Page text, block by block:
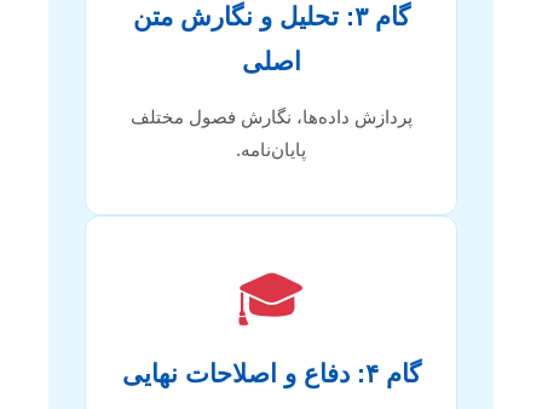
گام ۳: تحلیل و نگارش متن
اصلی
پردازش داده‌ها، نگارش فصول مختلف
پایان‌نامه.
🎓
گام ۴: دفاع و اصلاحات نهایی